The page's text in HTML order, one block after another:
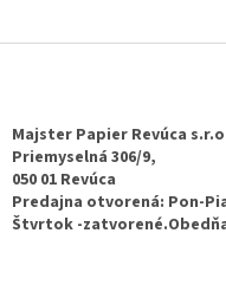
Majster Papier Revúca
Priemyselná 306/9,
050 01 Revúca
Predajna otvorená: Pon-
Štvrtok -